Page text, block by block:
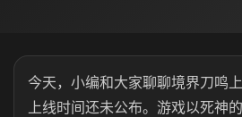
今天，小编和大家聊聊境界刀鸣
上线时间还未公布。游戏以死神